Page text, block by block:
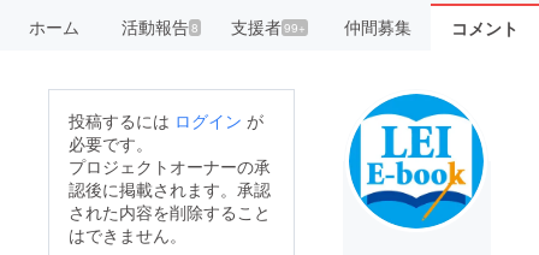
ホーム 活動報告8 支援者99+ 仲間募集 コメント
投稿するには ログイン が
必要です。
プロジェクトオーナーの承
認後に掲載されます。承認
された内容を削除すること
はできません。